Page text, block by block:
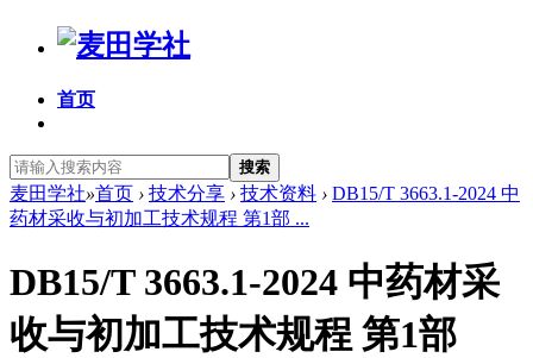
首页
搜索
麦田学社»首页 › 技术分享 › 技术资料 › DB15/T 3663.1-2024 中
药材采收与初加工技术规程 第1部 ...
DB15/T 3663.1-2024 中药材采
收与初加工技术规程 第1部